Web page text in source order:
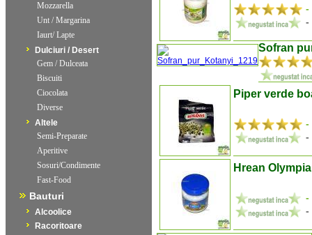
Mozzarella
Unt / Margarina
Iaurt/ Lapte
Dulciuri / Desert
Gem / Dulceata
Biscuiti
Ciocolata
Diverse
Altele
Semi-Preparate
Aperitive
Sosuri/Condimente
Fast-Food
Bauturi
Alcoolice
Racoritoare
-
-
Sofran
Piper verde
-
-
Hrean Olympia
-
-